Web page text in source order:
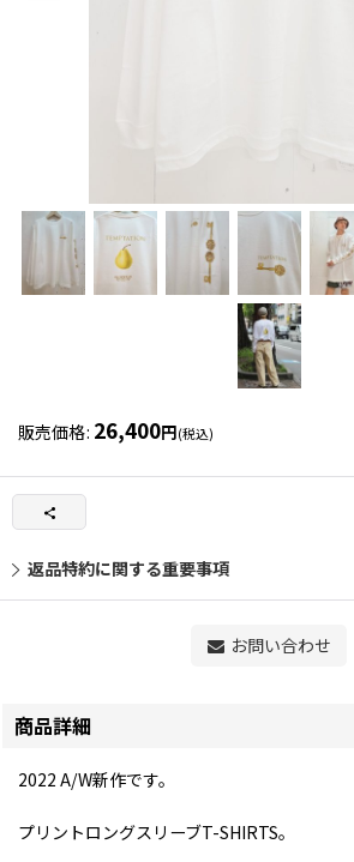
販売価格: 26,400円(税込)
返品特約に関する重要事項
お問い合わせ
商品詳細
2022 A/W新作です。
プリントロングスリーブT-SHIRTS。